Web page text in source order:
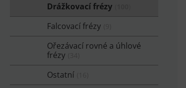
Drážkovací frézy
Falcovací frézy
Ořezávací rovné a úhlové
frézy
Ostatní